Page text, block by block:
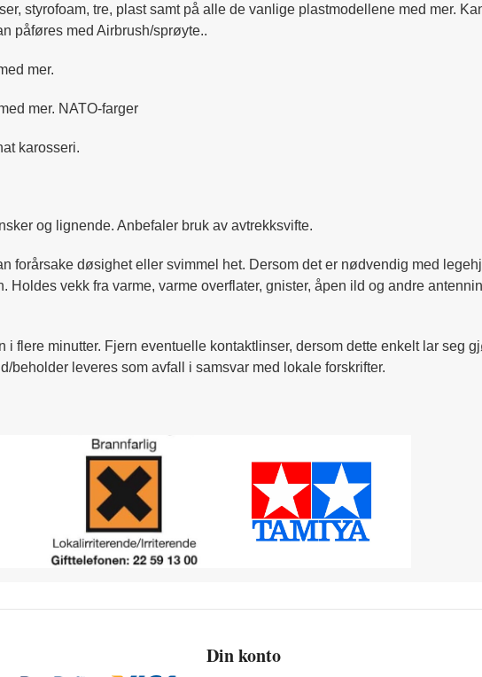
styrofoam, tre, plast samt på alle de vanlige plastmodellene med mer.
påføres med Airbrush/sprøyte..
mer.
mer. NATO-farger
karosseri.
og lignende. Anbefaler bruk av avtrekksvifte.
forårsake døsighet eller svimmel het. Dersom det er nødvendig med
vekk fra varme, varme overflater, gnister, åpen ild og andre
i flere minutter. Fjern eventuelle kontaktlinser, dersom dette enkelt lar seg
beholder leveres som avfall i samsvar med lokale forskrifter.
Din konto